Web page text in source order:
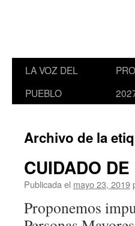
LA VOZ DEL
PUEBLO
Archivo de la
CUIDADO
Publicada el mayo 23, 2019
Proponemos